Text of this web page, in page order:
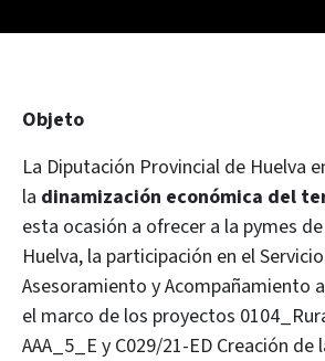
Objeto
La Diputación Provincial de Huelva
la dinamización económica del
esta ocasión a ofrecer a la pymes
Huelva, la participación en el
Asesoramiento y Acompañamiento
el marco de los proyectos
AAA_5_E y C029/21-ED Creación de